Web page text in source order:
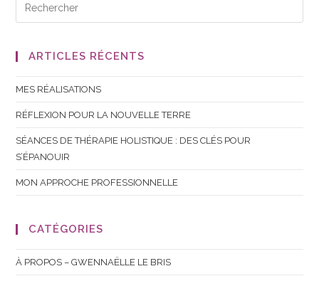
ARTICLES RÉCENTS
MES RÉALISATIONS
RÉFLEXION POUR LA NOUVELLE TERRE
SÉANCES DE THÉRAPIE HOLISTIQUE : DES CLÉS POUR
S’ÉPANOUIR
MON APPROCHE PROFESSIONNELLE
CATÉGORIES
À PROPOS – GWENNAËLLE LE BRIS